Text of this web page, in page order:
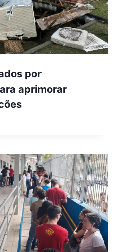
por
aprimorar